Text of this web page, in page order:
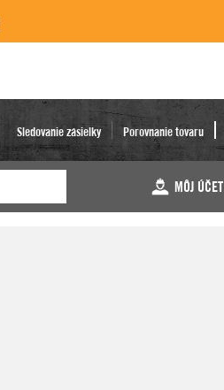
Sledovanie zásielky Porovnanie tovaru
MÔJ ÚČET